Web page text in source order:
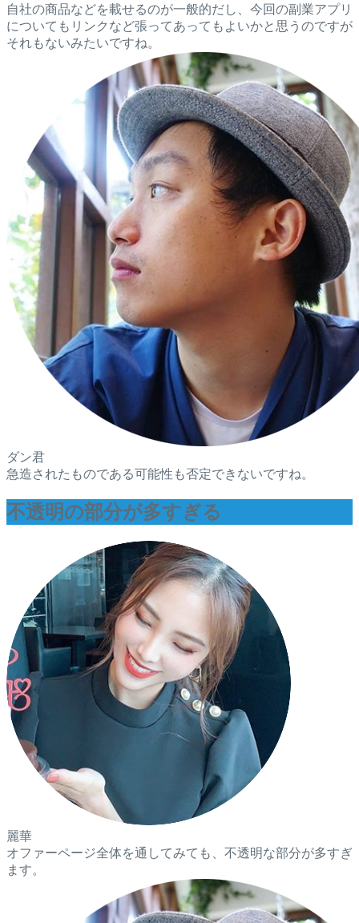
自社の商品などを載せるのが一般的だし、今回の副業アプリ
についてもリンクなど張ってあってもよいかと思うのですが
それもないみたいですね。
ダン君
急造されたものである可能性も否定できないですね。
不透明の部分が多すぎる
麗華
オファーページ全体を通してみても、不透明な部分が多すぎ
ます。